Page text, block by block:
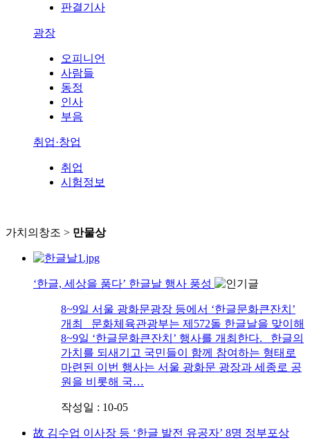
판결기사
광장
오피니언
사람들
동정
인사
부음
취업·창업
취업
시험정보
가치의창조 > 만물상
‘한글, 세상을 품다’ 한글날 행사 풍성
8~9일 서울 광화문광장 등에서 ‘한글문화큰잔치’
개최 문화체육관광부는 제572돌 한글날을 맞이해
8~9일 ‘한글문화큰잔치’ 행사를 개최한다. 한글의
가치를 되새기고 국민들이 함께 참여하는 형태로
마련된 이번 행사는 서울 광화문 광장과 세종로 공
원을 비롯해 국…
작성일 : 10-05
故 김수업 이사장 등 ‘한글 발전 유공자’ 8명 정부포상